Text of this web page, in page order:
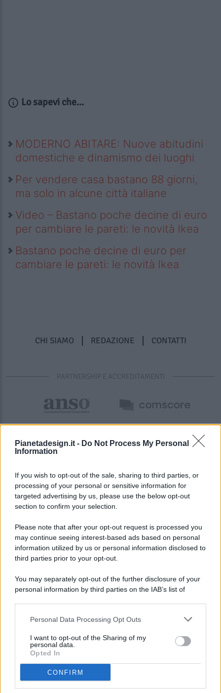
Pianetadesign.it - Do Not Process My Personal
Information
If you wish to opt-out of the sale, sharing to third parties, or
processing of your personal or sensitive information for
targeted advertising by us, please use the below opt-out
section to confirm your selection.
Please note that after your opt-out request is processed you
may continue seeing interest-based ads based on personal
information utilized by us or personal information disclosed to
third parties prior to your opt-out.
You may separately opt-out of the further disclosure of your
personal information by third parties on the IAB’s list of
This information may also be disclosed by us to third parties
disclose it to other third parties.
Personal Data Processing Opt Outs
I want to opt-out of the Sharing of my
personal data.
Opted In
CONFIRM
Lo sapevi che...
MODERNO ABITARE: Nuove abitudini
domestiche e dinamismo dei luoghi
Per vendere casa bastano 88 giorni,
ma solo in alcune città italiane
Video – Bastano poche decine di euro
per cambiare le pareti: le novità Ikea
Bastano poche decine di euro per
cambiare le pareti: le novità Ikea
CHI SIAMO REDAZIONE CONTATTI
PARTNERSHIP E ACCREDITAMENTI
© 2026 - Pianeta Design - P.IVA 04827280654 - Testata
Registrata Al Tribunale Di Nocera Inferiore N. 8/2020 - RG N.
ISCRIZIONE AL ROC N. 35792 – ISCRITTA ALL’ANSO
(ASSOCIAZIONE NAZIONALE STAMPA ONLINE)
PREFERENZE PRIVACY